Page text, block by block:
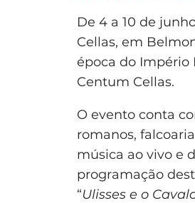
De 4 a 10 de
Cellas, em
época do Império
Centum Cellas.
O evento conta
romanos,
música ao vivo e
programação
“Ulisses e o